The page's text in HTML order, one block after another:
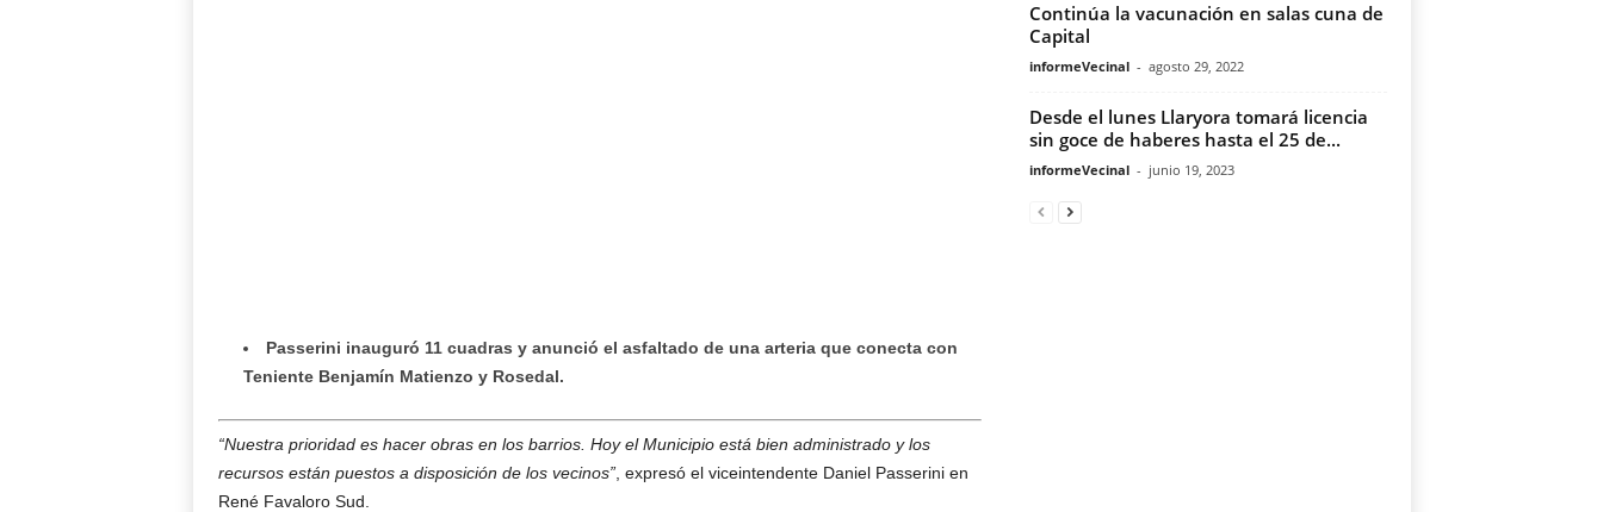
Passerini inauguró 11 cuadras y anunció el asfaltado de una arteria que conecta con
Teniente Benjamín Matienzo y Rosedal.
“Nuestra prioridad es hacer obras en los barrios. Hoy el Municipio está bien administrado y los
recursos están puestos a disposición de los vecinos”, expresó el viceintendente Daniel Passerini en
René Favaloro Sud.
Continúa la vacunación en salas cuna de
Capital
informeVecinal - agosto 29, 2022
Desde el lunes Llaryora tomará licencia
sin goce de haberes hasta el 25 de...
informeVecinal - junio 19, 2023